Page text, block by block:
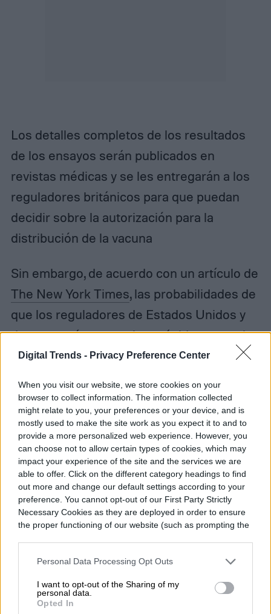
Digital Trends - Privacy Preference Center
When you visit our website, we store cookies on your
browser to collect information. The information collected
might relate to you, your preferences or your device, and is
mostly used to make the site work as you expect it to and to
provide a more personalized web experience. However, you
can choose not to allow certain types of cookies, which may
impact your experience of the site and the services we are
able to offer. Click on the different category headings to find
out more and change our default settings according to your
preference. You cannot opt-out of our First Party Strictly
Necessary Cookies as they are deployed in order to ensure
the proper functioning of our website (such as prompting the
Personal Data Processing Opt Outs
I want to opt-out of the Sharing of my
personal data.
Opted In
Los detalles completos de los resultados
de los ensayos serán publicados en
revistas médicas y se les entregarán a los
reguladores británicos para que puedan
decidir sobre la autorización para la
distribución de la vacuna
Sin embargo, de acuerdo con un artículo de
The New York Times, las probabilidades de
que los reguladores de Estados Unidos y
de otros países autoricen rápidamente el
uso de emergencia de la vacuna de
dramáticamente debido a este error.
«Creo que han dañado realmente la
confianza en todo su programa de
desarrollo», dijo Geoffrey Porges, analista
del banco de inversiones SVB Leerink.
Felipe Sasso
Former Digital Trends Contributor